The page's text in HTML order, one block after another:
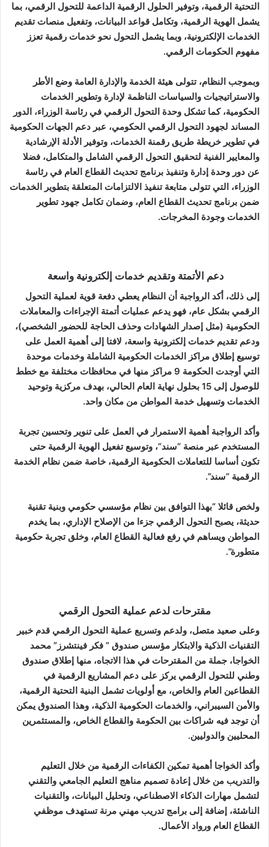
التحتية الرقمية، وتوفير الحلول الرقمية الداعمة للتحول الرقمي، بما
يشمل الهوية الرقمية، وتكامل قواعد البيانات، وتفعيل منصات تقديم
الخدمات الإلكترونية، وبما يشمل التحول نحو خدمات رقمية تعزز
مفهوم الحكومات الرقمي.
وبموجب النظام، تتولى هيئة الخدمة والإدارة العامة وضع الأطر
والاستراتيجيات والسياسات الناظمة لإدارة وتطوير الخدمات
الحكومية، كما تشكل وحدة التحول الرقمي في رئاسة الوزراء، الدور
المساند لجهود التحول الرقمي الحكومي، عبر دعم الجهات الحكومية
في تطوير خريطة طريق رقمنة الخدمات، وتوفير الأدلة الإرشادية
والمعايير الفنية لتحقيق التحول الرقمي الشامل والمتكامل، فضلا
عن دور وحدة إدارة وتنفيذ برنامج تحديث القطاع العام في رئاسة
الوزراء، التي تتولى متابعة تنفيذ الالتزامات المتعلقة بتطوير الخدمات
ضمن برنامج تحديث القطاع العام، وضمان تكامل جهود تطوير
الخدمات وجودة المخرجات.
دعم الأتمتة وتقديم خدمات إلكترونية واسعة
إلى ذلك، أكد الرواجبة أن النظام يعطي دفعة قوية لعملية التحول
الرقمي بشكل عام، فهو يدعم عمليات أتمتة الإجراءات والمعاملات
الحكومية (مثل إصدار الشهادات وحذف الحاجة للحضور الشخصي)،
ودعم تقديم خدمات إلكترونية واسعة، لافتا إلى أهمية العمل على
توسيع إطلاق مراكز الخدمات الحكومية الشاملة وخدمات موحدة
التي أوجدت الحكومة 9 مراكز منها في محافظات مختلفة مع خطط
للوصول إلى 15 بحلول نهاية العام الحالي، بهدف مركزية وتوحيد
الخدمات وتسهيل خدمة المواطن من مكان واحد.
وأكد الرواجبة أهمية الاستمرار في العمل على تنوير وتحسين تجربة
المستخدم عبر منصة “سند”، وتوسيع تفعيل الهوية الرقمية حتى
تكون أساسا للتعاملات الحكومية الرقمية، خاصة ضمن نظام الخدمة
الرقمية “سند”.
ولخص قائلا “بهذا التوافق بين نظام مؤسسي حكومي وبنية تقنية
حديثة، يصبح التحول الرقمي جزءا من الإصلاح الإداري، بما يخدم
المواطن ويساهم في رفع فعالية القطاع العام، وخلق تجربة حكومية
متطورة”.
مقترحات لدعم عملية التحول الرقمي
وعلى صعيد متصل، ولدعم وتسريع عملية التحول الرقمي قدم خبير
التقنيات الذكية والابتكار مؤسس صندوق ” فكر فينتشرز” محمد
الخواجا، جملة من المقترحات في هذا الاتجاه، منها إطلاق صندوق
وطني للتحول الرقمي يركز على دعم المشاريع الرقمية في
القطاعين العام والخاص، مع أولويات تشمل البنية التحتية الرقمية،
والأمن السيبراني، والخدمات الحكومية الذكية، وهذا الصندوق يمكن
أن توجد فيه شراكات بين الحكومة والقطاع الخاص، والمستثمرين
المحليين والدوليين.
وأكد الخواجا أهمية تمكين الكفاءات الرقمية من خلال التعليم
والتدريب من خلال إعادة تصميم مناهج التعليم الجامعي والتقني
لتشمل مهارات الذكاء الاصطناعي، وتحليل البيانات، والتقنيات
الناشئة، إضافة إلى برامج تدريب مهني مرنة تستهدف موظفي
القطاع العام ورواد الأعمال.